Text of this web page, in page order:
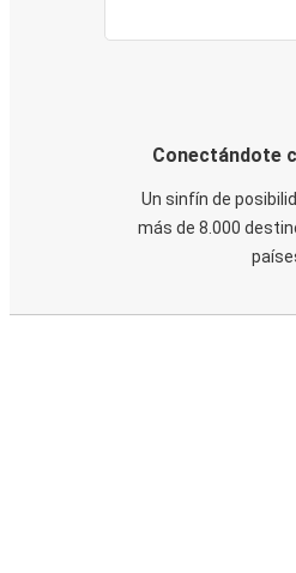
Conectándote
Un sinfín de
más de 8.000